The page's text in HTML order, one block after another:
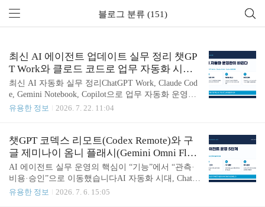
블로그 분류 (151)
최신 AI 에이전트 업데이트 실무 정리 챗GP
T Work와 클로드 코드로 업무 자동화 시작
하는 법
최신 AI 자동화 실무 정리ChatGPT Work, Claude Cod
e, Gemini Notebook, Copilot으로 업무 자동화 운영하
기요즘 AI 도구 업데이트를 보면 공통점이 있습니다.
하고, 위험한 작업은 승인받는 방향으로 바뀌고 있습
니다. 그래서 이제 중요한 질문은 “어떤 모델이 더 똑
똑한가?”가 아니라 “내 반복 업무를 어디까지 맡기
고, 어디에서 사람이 확인할 것인가?”입니다.오늘 글
에서 가져갈 핵심ChatGPT Work는 조사, 문서, 파일
작업을 하나의 흐름으로 이어가는 데 강점이 있습니
유용한 정보 2026. 7. 22. 11:04
챗GPT 코덱스 리모트(Codex Remote)와 구
글 제미나이 옴니 플래시(Gemini Omni Flas
h)로 만드는 업무 자동화 워크플로
AI 에이전트 실무 운영의 핵심이 “기능”에서 “관측·
비용·승인”으로 이동했습니다AI 자동화 시대, ChatG
PT와 Claude Code로 업무 효율 높이는 실전 가이드오
유용한 정보 2026. 7. 6. 15:05